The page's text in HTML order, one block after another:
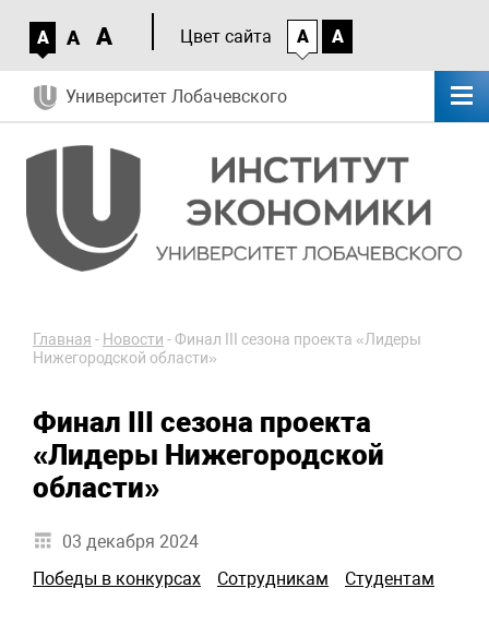
A A A Цвет сайта A A
Университет Лобачевского
Главная - Новости -Финал III сезона проекта «Лидеры
Нижегородской области»
Финал III сезона проекта
«Лидеры Нижегородской
области»
03 декабря 2024
Победы в конкурсах
Сотрудникам Студентам